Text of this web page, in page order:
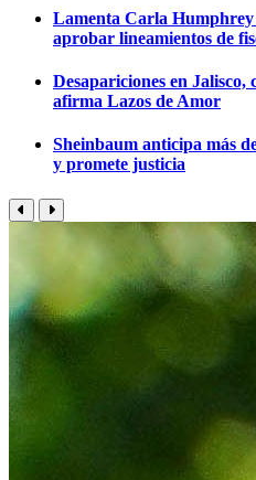
Lamenta Carla
aprobar lineamientos de
Desapariciones en
afirma Lazos de Amor
Sheinbaum anticipa más
y promete justicia